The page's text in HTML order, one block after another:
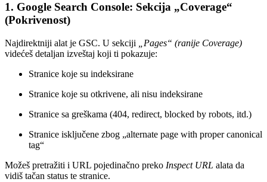
1. Google Search Console: Sekcija „Coverage“
(Pokrivenost)
Najdirektniji alat je GSC. U sekciji
„Pages“ (ranije Coverage)
videćeš detaljan izveštaj koji ti pokazuje:
Stranice koje su indeksirane
Stranice koje su otkrivene, ali nisu indeksirane
Stranice sa greškama (404, redirect, blocked by robots, itd.)
Stranice isključene zbog „alternate page with proper canonical
tag“
Možeš pretražiti i URL pojedinačno preko Inspect URL alata da
vidiš tačan status te stranice.